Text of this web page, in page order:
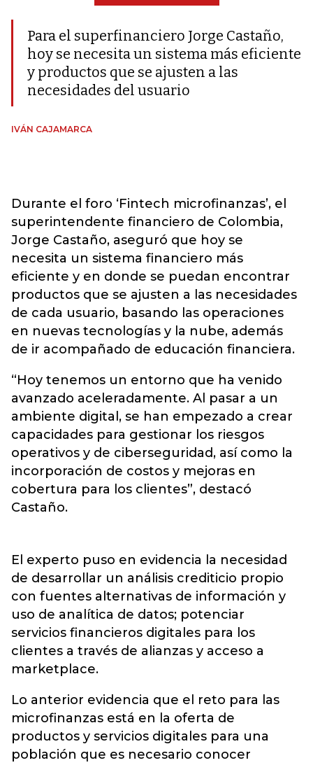
Para el superfinanciero Jorge Castaño,
hoy se necesita un sistema más eficiente
y productos que se ajusten a las
necesidades del usuario
IVÁN CAJAMARCA
Durante el foro ‘Fintech microfinanzas’, el
superintendente financiero de Colombia,
Jorge Castaño, aseguró que hoy se
necesita un sistema financiero más
eficiente y en donde se puedan encontrar
productos que se ajusten a las necesidades
de cada usuario, basando las operaciones
en nuevas tecnologías y la nube, además
de ir acompañado de educación financiera.
“Hoy tenemos un entorno que ha venido
avanzado aceleradamente. Al pasar a un
ambiente digital, se han empezado a crear
capacidades para gestionar los riesgos
operativos y de ciberseguridad, así como la
incorporación de costos y mejoras en
cobertura para los clientes”, destacó
Castaño.
El experto puso en evidencia la necesidad
de desarrollar un análisis crediticio propio
con fuentes alternativas de información y
uso de analítica de datos; potenciar
servicios financieros digitales para los
clientes a través de alianzas y acceso a
marketplace.
Lo anterior evidencia que el reto para las
microfinanzas está en la oferta de
productos y servicios digitales para una
población que es necesario conocer